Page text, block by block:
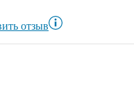
отзыв